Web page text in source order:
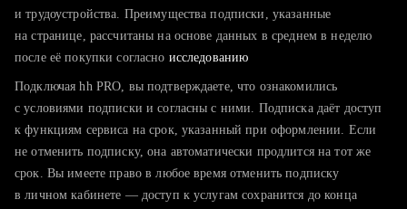
тратите много времени на поиск и вручную поднимаете
хотите сравнить себя с конкурентами и оценить шансы
и трудоустройства. Преимущества подписки, указанные
на странице, рассчитаны на основе данных в среднем в неделю
после её покупки согласно исследованию
Подключая hh PRO, вы подтверждаете, что ознакомились
с условиями подписки и согласны с ними. Подписка даёт доступ
к функциям сервиса на срок, указанный при оформлении. Если
не отменить подписку, она автоматически продлится на тот же
срок. Вы имеете право в любое время отменить подписку
в личном кабинете — доступ к услугам сохранится до конца